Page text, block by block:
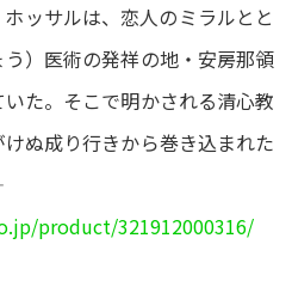
ッサルは、恋人のミラルとと
）医術の発祥の地・安房那領
いた。そこで明かされる清心教
ぬ成り行きから巻き込まれた
product/321912000316/